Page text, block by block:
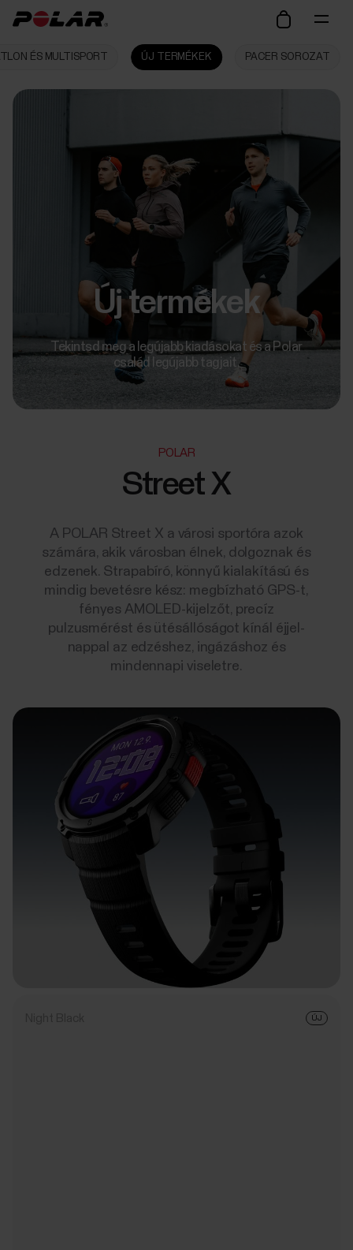
ÉS MULTISPORT ÚJ TERMÉKEK PACER SOROZAT
Új termékek
Tekintsd meg a legújabb kiadásokat és a Polar
család legújabb tagjait.
POLAR
Street X
A POLAR Street X a városi sportóra azok
számára, akik városban élnek, dolgoznak és
edzenek. Strapabíró, könnyű kialakítású és
mindig bevetésre kész: megbízható GPS-t,
fényes AMOLED-kijelzőt, precíz
pulzusmérést és ütésállóságot kínál éjjel-
nappal az edzéshez, ingázáshoz és
mindennapi viseletre.
ÚJ